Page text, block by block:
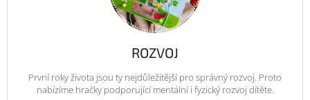
ROZVOJ
První roky života jsou ty nejdůležitější pro správný rozvoj. Proto
nabízíme hračky podporující mentální i fyzický rozvoj dítěte.